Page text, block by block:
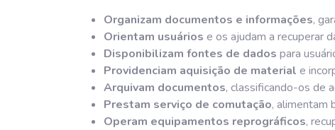
Organizam documentos e informações,
Orientam usuários e os ajudam a recuperar
Disponibilizam fontes de dados para
Providenciam aquisição de material e
Arquivam documentos, classificando-os de
Prestam serviço de comutação, alimentam
Operam equipamentos reprográficos,